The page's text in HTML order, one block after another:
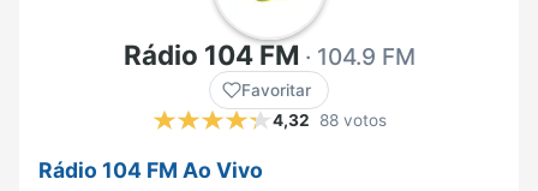
Rádio 104 FM · 104.9 FM
Favoritar
4,32
88 votos
Rádio 104 FM Ao Vivo